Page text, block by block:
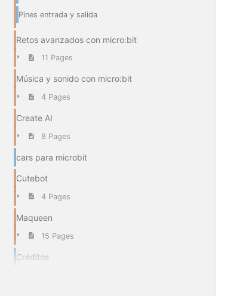
Pines entrada y salida
Retos avanzados con micro:bit
11 Pages
Música y sonido con micro:bit
4 Pages
Create AI
8 Pages
cars para microbit
Cutebot
4 Pages
Maqueen
15 Pages
Créditos